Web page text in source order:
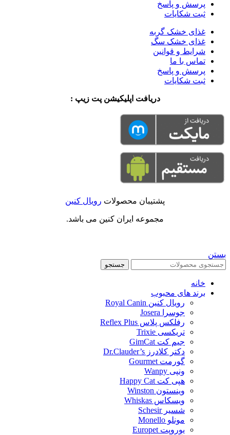
پرسش و پاسخ
ثبت شکایات
غذای خشک گربه
غذای خشک سگ
شرایط و قوانین
تماس با ما
پرسش و پاسخ
ثبت شکایات
دریافت اپلیکیشن پت زیپ :
پشتیبان محصولات رویال کنین
مجموعه ایران کنین می باشد.
بستن
جستجو
خانه
برند های محبوب
رویال کنین Royal Canin
جوسرا Josera
رفلکس پلاس Reflex Plus
تریکسی Trixie
جیم کت GimCat
دکتر کلادرز Dr.Clauder’s
گورمت Gourmet
ونپی Wanpy
هپی کت Happy Cat
وینستون Winston
ویسکاس Whiskas
شسیر Schesir
مونلو Monello
یوروپت Europet